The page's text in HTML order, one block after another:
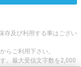
存及び利用する事はござい
らご利用下さい。
。最大受信文字数を2,000